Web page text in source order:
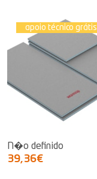
apoio técnico grátis
N�o definido
39,36€